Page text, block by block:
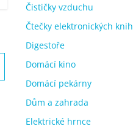
Čističky vzduchu
Čtečky elektronických knih
Digestoře
Domácí kino
Domácí pekárny
Dům a zahrada
Elektrické hrnce